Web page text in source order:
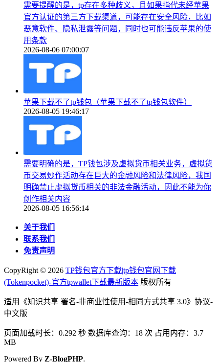
需要提醒的是，tp存在多种歧义，且如果指代未经苹果
官方认证的第三方下载渠道，可能存在安全风险，比如
恶意软件、隐私泄露等问题，同时也可能违反苹果的使
用条款
2026-08-06 07:00:07
苹果下载不了tp钱包（苹果下载不了tp钱包软件）
2026-08-05 19:46:17
需要明确的是，TP钱包涉及虚拟货币相关业务，虚拟货
币交易炒作活动存在巨大的金融风险和法律风险，我国
明确禁止虚拟货币相关的非法金融活动，因此不能为你
创作相关内容
2026-08-05 16:56:14
关于我们
联系我们
免责声明
CopyRight © 2026 TP钱包官方下载|tp钱包官网下载
(Tokenpocket)-官方tpwallet下载最新版本 版权所有
适用《知识共享 署名-非商业性使用-相同方式共享 3.0》协议-
中文版
页面加载时长：0.292 秒 数据库查询：18 次 占用内存：3.7
MB
Powered By Z-BlogPHP.